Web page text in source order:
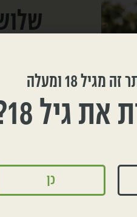
צביקה והדס
החקלאית כמי
תחילה,
במכוורת
החדש שיקימו.
18 ומעלה
גיל 18?
כן